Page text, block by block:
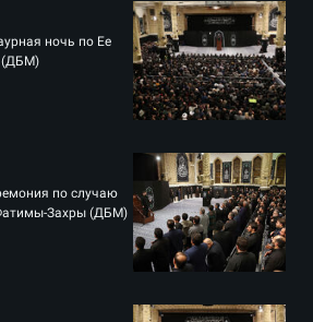
ночь по Ее
(ДБМ)
по случаю
Захры (ДБМ)